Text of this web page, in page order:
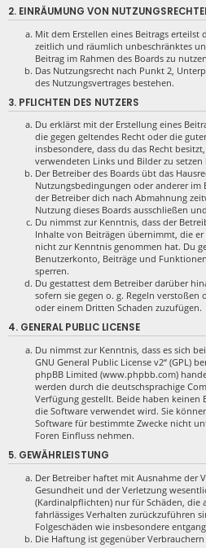
2. EINRÄUMUNG VON
Mit dem Erstellen eines Beitrags erteilst
zeitlich und räumlich unbeschränktes
Beitrag im Rahmen des Boards zu
Das Nutzungsrecht nach Punkt 2,
des Nutzungsvertrages bestehen.
3. PFLICHTEN DES NUTZERS
Du erklärst mit der Erstellung eines
die gegen geltendes Recht oder die
insbesondere, dass du das Recht
verwendeten Links und Bilder zu setzen
Der Betreiber des Boards übt das
Nutzungsbedingungen oder anderer
der Betreiber dich nach Abmahnung
Nutzung dieses Boards ausschließen
Du nimmst zur Kenntnis, dass der
Inhalte von Beiträgen übernimmt, die
nicht zur Kenntnis genommen hat. Du
Benutzerkonto, Beiträge und
sperren.
Du gestattest dem Betreiber darüber
sofern sie gegen o. g. Regeln
oder einem Dritten Schaden zuzufügen.
4. GENERAL PUBLIC LICENSE
Du nimmst zur Kenntnis, dass es sich
GNU General Public License v2“ (GPL)
phpBB Limited (www.phpbb.com)
werden durch die deutschsprachige
Verfügung gestellt. Beide haben keinen
die Software verwendet wird. Sie
Software für bestimmte Zwecke nicht
Foren Einfluss nehmen.
5. GEWÄHRLEISTUNG
Der Betreiber haftet mit Ausnahme der
Gesundheit und der Verletzung
(Kardinalpflichten) nur für Schäden, die
fahrlässiges Verhalten zurückzuführen
Folgeschäden wie insbesondere
Die Haftung ist gegenüber